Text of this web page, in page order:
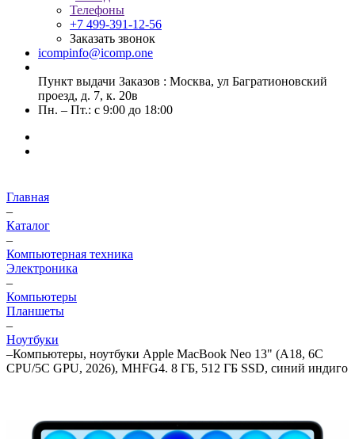
Телефоны
+7 499-391-12-56
Заказать звонок
icompinfo@icomp.one
Пункт выдачи Заказов : Москва, ул Багратионовский
проезд, д. 7, к. 20в
Пн. – Пт.: с 9:00 до 18:00
Главная
–
Каталог
–
Компьютерная техника
Электроника
–
Компьютеры
Планшеты
–
Ноутбуки
–Компьютеры, ноутбуки Apple MacBook Neo 13" (A18, 6C
СPU/5С GPU, 2026), MHFG4. 8 ГБ, 512 ГБ SSD, синий индиго